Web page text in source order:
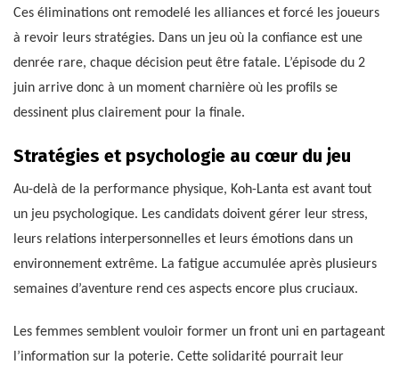
Ces éliminations ont remodelé les alliances et forcé les joueurs
à revoir leurs stratégies. Dans un jeu où la confiance est une
denrée rare, chaque décision peut être fatale. L’épisode du 2
juin arrive donc à un moment charnière où les profils se
dessinent plus clairement pour la finale.
Stratégies et psychologie au cœur du jeu
Au-delà de la performance physique, Koh-Lanta est avant tout
un jeu psychologique. Les candidats doivent gérer leur stress,
leurs relations interpersonnelles et leurs émotions dans un
environnement extrême. La fatigue accumulée après plusieurs
semaines d’aventure rend ces aspects encore plus cruciaux.
Les femmes semblent vouloir former un front uni en partageant
l’information sur la poterie. Cette solidarité pourrait leur